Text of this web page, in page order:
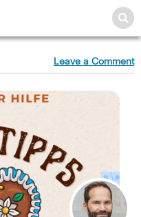
Leave a Comment